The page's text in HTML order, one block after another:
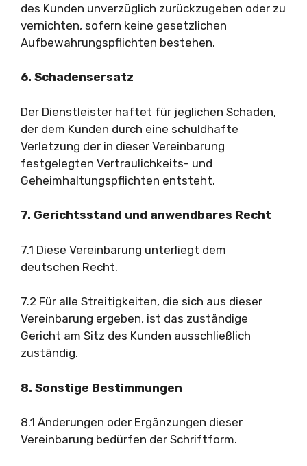
des Kunden unverzüglich zurückzugeben oder zu
vernichten, sofern keine gesetzlichen
Aufbewahrungspflichten bestehen.
6. Schadensersatz
Der Dienstleister haftet für jeglichen Schaden,
der dem Kunden durch eine schuldhafte
Verletzung der in dieser Vereinbarung
festgelegten Vertraulichkeits- und
Geheimhaltungspflichten entsteht.
7. Gerichtsstand und anwendbares Recht
7.1 Diese Vereinbarung unterliegt dem
deutschen Recht.
7.2 Für alle Streitigkeiten, die sich aus dieser
Vereinbarung ergeben, ist das zuständige
Gericht am Sitz des Kunden ausschließlich
zuständig.
8. Sonstige Bestimmungen
8.1 Änderungen oder Ergänzungen dieser
Vereinbarung bedürfen der Schriftform.